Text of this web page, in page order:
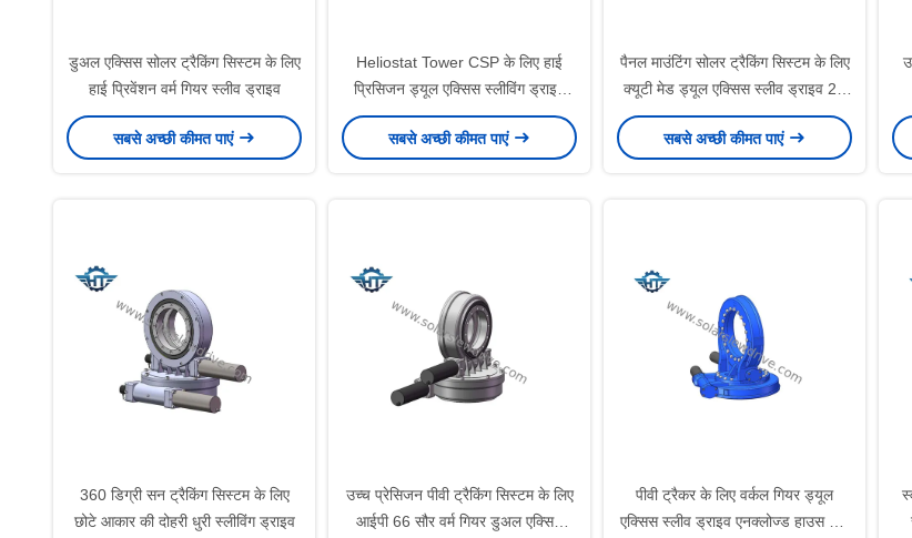
डुअल एक्सिस सोलर ट्रैकिंग सिस्टम के लिए
हाई प्रिवेंशन वर्म गियर स्लीव ड्राइव
सबसे अच्छी कीमत पाएं
Heliostat Tower CSP के लिए हाई
प्रिसिजन ड्यूल एक्सिस स्लीविंग ड्राइव
गियरबॉक्स
सबसे अच्छी कीमत पाएं
पैनल माउंटिंग सोलर ट्रैकिंग सिस्टम के लिए
क्यूटी मेड ड्यूल एक्सिस स्लीव ड्राइव 25
इंच
सबसे अच्छी कीमत पाएं
360 डिग्री सन ट्रैकिंग सिस्टम के लिए
छोटे आकार की दोहरी धुरी स्लीविंग ड्राइव
उच्च प्रेसिजन पीवी ट्रैकिंग सिस्टम के लिए
आईपी 66 सौर वर्म गियर डुअल एक्सिस
पीवी ट्रैकर के लिए वर्कल गियर ड्यूल
एक्सिस स्लीव ड्राइव एनक्लोज्ड हाउस और